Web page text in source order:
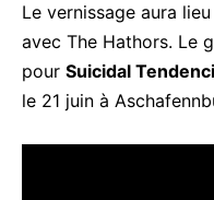
Le vernissage aura
avec The Hathors. Le
pour Suicidal
le 21 juin à